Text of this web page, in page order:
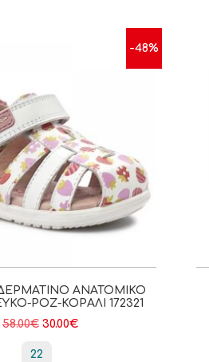
-48%
ΔΕΡΜΆΤΙΝΟ ΑΝΑΤΟΜΙΚΌ
ΡΟΖ-ΚΟΡΑΛΊ 172321
58.00€ 30.00€
22